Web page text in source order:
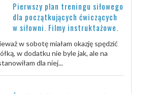
Pierwszy plan treningu siłowego
dla początkujących ćwiczących
w siłowni. Filmy instruktażowe.
w sobotę miałam okazję spędzić
w dodatku nie byle jak, ale na
dla niej...